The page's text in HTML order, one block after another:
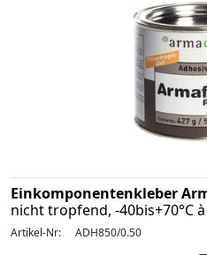
Einkomponentenkleber
nicht tropfend, -40bis+70°C
Artikel-Nr: ADH850/0.50